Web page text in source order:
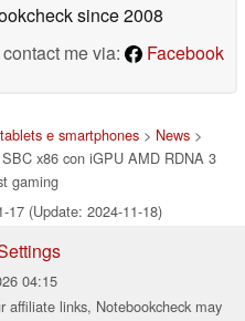
since 2008
contact me via:
Facebook
e smartphones > News >
x86 con iGPU AMD RDNA 3
gaming
17 (Update: 2024-11-18)
04:15
links, Notebookcheck may